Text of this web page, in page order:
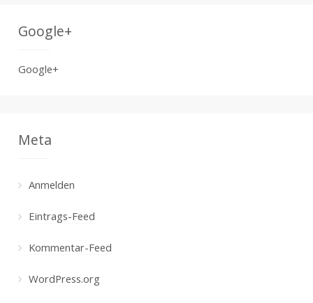
Google+
Google+
Meta
Anmelden
Eintrags-Feed
Kommentar-Feed
WordPress.org